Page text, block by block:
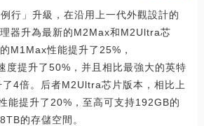
行」升級，在沿用上一代外觀設計的
器升為最新的M2Max和M2Ultra芯
M1Max性能提升了25%，
提升了50%，并且相比最強大的英特
4倍。后者M2Ultra芯片版本，相比上
能提升了20%，至高可支持192GB的
的存儲空間。